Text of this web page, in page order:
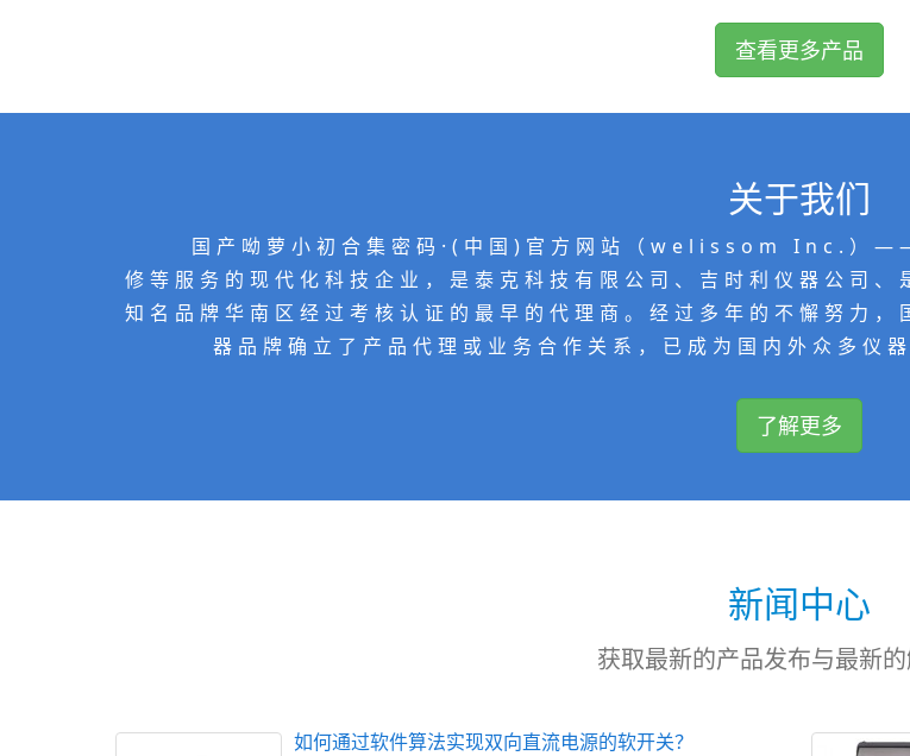
查看更多产品
关于我们
国产呦萝小初合集密码·(中国)官方网站（welissom Inc.）——
修等服务的现代化科技企业，是泰克科技有限公司、吉时利仪器公司
知名品牌华南区经过考核认证的最早的代理商。经过多年的不懈努力
器品牌确立了产品代理或业务合作关系，已成为国内外众多仪
了解更多
新闻中心
获取最新的产品发布与最新
如何通过软件算法实现双向直流电源的软开关？